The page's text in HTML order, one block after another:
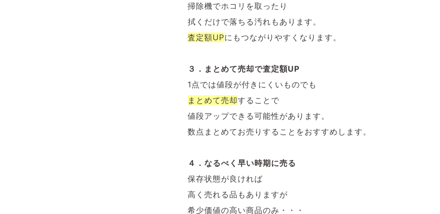
掃除機でホコリを取ったり
拭くだけで落ちる汚れもあります。
査定額UPにもつながりやすくなります。
３．まとめて売却で査定額UP
1点では値段が付きにくいものでも
まとめて売却することで
値段アップできる可能性があります。
数点まとめてお売りすることをおすすめします。
４．なるべく早い時期に売る
保存状態が良ければ
高く売れる品もありますが
希少価値の高い商品のみ・・・